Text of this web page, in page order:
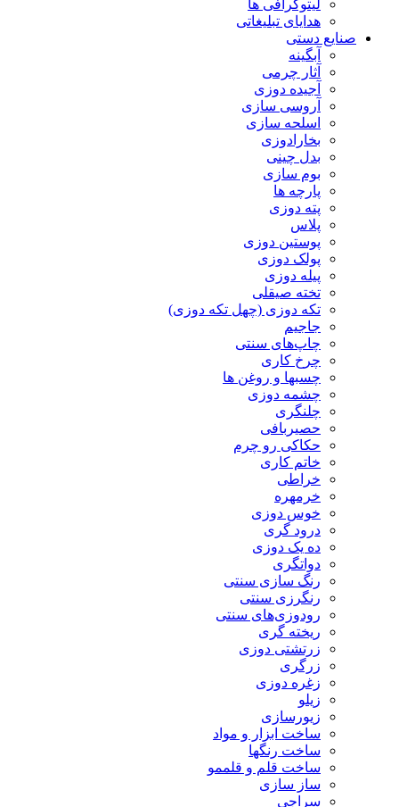
لیتوگرافی ها
هدایای تبلیغاتی
صنایع دستی
آبگینه
آثار چرمی
آجیده دوزی
آروسی سازی
اسلحه سازی
بخارادوزی
بدل چینی
بوم سازی
پارچه ها
پته دوزی
پلاس
پوستین دوزی
پولک دوزی
پیله دوزی
تخته صیقلی
تکه دوزی (چهل تکه دوزی)
جاجیم
چاپ‌های سنتی
چرخ کاری
چسبها و روغن ها
چشمه دوزی
چلنگری
حصیربافی
حکاکی رو چرم
خاتم کاری
خراطی
خرمهره
خوس دوزی
درود گری
ده یک دوزی
دواتگری
رنگ سازی سنتی
رنگرزی سنتی
رودوزی‌های سنتی
ریخته گری
زرتشتی دوزی
زرگری
زغره دوزی
زیلو
زیورسازی
ساخت ابزار و مواد
ساخت رنگها
ساخت قلم و قلممو
ساز سازی
سراجی